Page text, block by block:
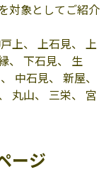
対象としてご紹介
上、 上石見、 上
、 下石見、 生
中石見、 新屋、
丸山、 三栄、 宮
ージ